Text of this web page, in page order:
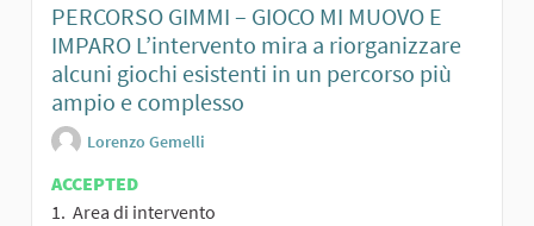
PERCORSO GIMMI – GIOCO MI MUOVO E
IMPARO L’intervento mira a riorganizzare
alcuni giochi esistenti in un percorso più
ampio e complesso
Lorenzo Gemelli
ACCEPTED
1. Area di intervento